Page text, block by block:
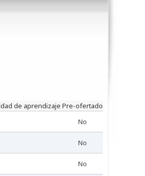
de aprendizaje Pre-ofertado
No
No
No